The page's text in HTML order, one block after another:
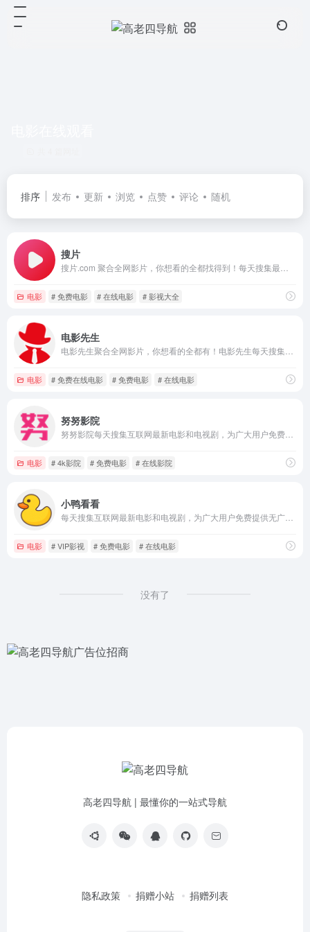
排序 发布 更新 浏览 点赞 评论 随机
搜片
电影 # 免费电影 # 在线电影 # 影视大全
电影先生
电影 # 免费在线电影 # 免费电影 # 在线电影
努努影院
电影 # 4k影院 # 免费电影 # 在线影院
小鸭看看
电影 # VIP影视 # 免费电影 # 在线电影
没有了
高老四导航 | 最懂你的一站式导航
隐私政策 捐赠小站 捐赠列表